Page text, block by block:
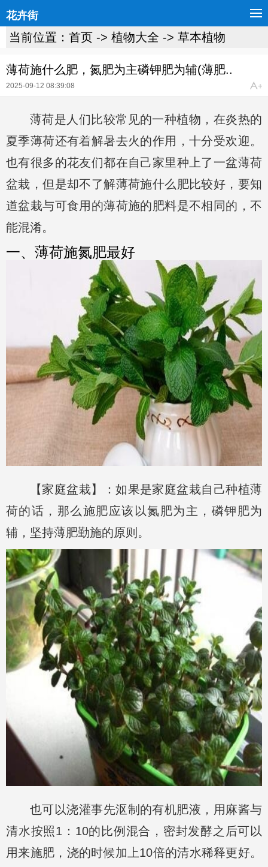
花卉街
当前位置： 首页 -> 植物大全 -> 草本植物
薄荷施什么肥，氮肥为主磷钾肥为辅(薄肥..
2025-09-12 08:39:08
薄荷是人们比较常见的一种植物，在炎热的
夏季薄荷还有着解暑去火的作用，十分受欢迎。
也有很多的花友们都在自己家里种上了一盆薄荷
盆栽，但是却不了解薄荷施什么肥比较好，要知
道盆栽与可食用的薄荷施的肥料是不相同的，不
能混淆。
一、薄荷施氮肥最好
【家庭盆栽】：如果是家庭盆栽自己种植薄
荷的话，那么施肥应该以氮肥为主，磷钾肥为
辅，坚持薄肥勤施的原则。
也可以浇灌事先沤制的有机肥液，用麻酱与
清水按照1：10的比例混合，密封发酵之后可以
用来施肥，浇的时候加上10倍的清水稀释更好。